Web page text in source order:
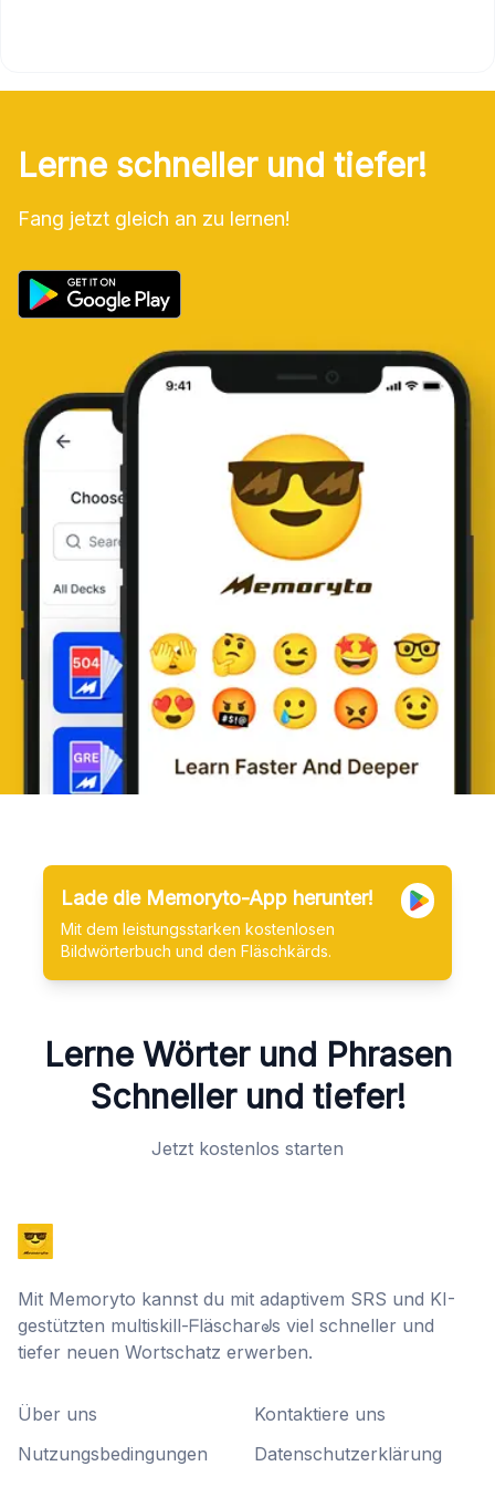
Lerne schneller und tiefer!
Fang jetzt gleich an zu lernen!
Lade die Memoryto-App herunter!
Mit dem leistungsstarken kostenlosen
Bildwörterbuch und den Fläschkärds.
Lerne Wörter und Phrasen
Schneller und tiefer!
Jetzt kostenlos starten
Mit Memoryto kannst du mit adaptivem SRS und KI-
gestützten multiskill-ᖴläscharᖙs viel schneller und
tiefer neuen Wortschatz erwerben.
Über uns
Kontaktiere uns
Nutzungsbedingungen
Datenschutzerklärung